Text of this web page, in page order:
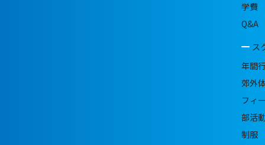
学費
Q&A
ス
年間
郊外
フィ
部活
制服